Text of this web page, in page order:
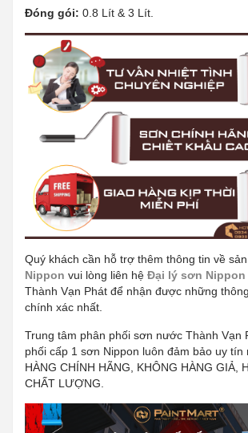
Đóng gói: 0.8 Lít & 3 Lít.
Quý khách cần hỗ trợ thêm thông tin về
Nippon vui lòng liên hệ Đại lý sơn Nippon
Thành Vạn Phát để nhận được những
chính xác nhất.
Trung tâm phân phối sơn nước Thành Vạn
phối cấp 1 sơn Nippon luôn đảm bảo uy tín
HÀNG CHÍNH HÃNG, KHÔNG HÀNG GIẢ,
CHẤT LƯỢNG.